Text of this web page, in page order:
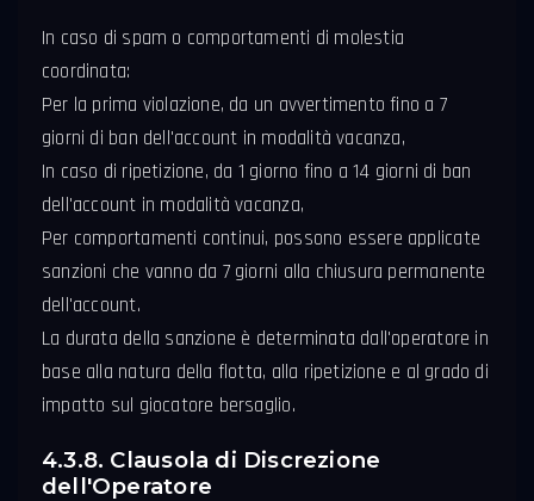
In caso di spam o comportamenti di molestia
coordinata:
Per la prima violazione, da un avvertimento fino a 7
giorni di ban dell'account in modalità vacanza,
In caso di ripetizione, da 1 giorno fino a 14 giorni di ban
dell'account in modalità vacanza,
Per comportamenti continui, possono essere applicate
sanzioni che vanno da 7 giorni alla chiusura permanente
dell'account.
La durata della sanzione è determinata dall'operatore in
base alla natura della flotta, alla ripetizione e al grado di
impatto sul giocatore bersaglio.
4.3.8. Clausola di Discrezione
dell'Operatore